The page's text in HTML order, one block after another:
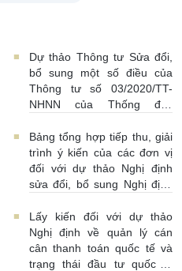
Dự thảo Thông tư Sửa đổi,
bổ sung một số điều của
Thông tư số 03/2020/TT-
NHNN của Thống đốc
tiền của NHNN 03/08/2026 |
11:16:00
Bảng tổng hợp tiếp thu, giải
trình ý kiến của các đơn vị
đối với dự thảo Nghị định
sửa đổi, bổ sung Nghị định
30/07/2026 | 09:09:00
Lấy kiến đối với dự thảo
Nghị định về quản lý cán
cân thanh toán quốc tế và
trạng thái đầu tư quốc tế